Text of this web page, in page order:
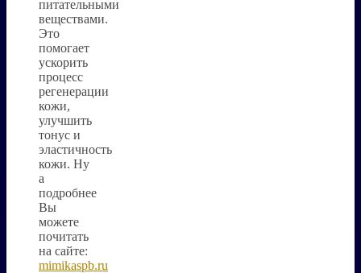
питательными
веществами.
Это
помогает
ускорить
процесс
регенерации
кожи,
улучшить
тонус и
эластичность
кожи. Ну
а
подробнее
Вы
можете
почитать
на сайте:
mimikaspb.ru